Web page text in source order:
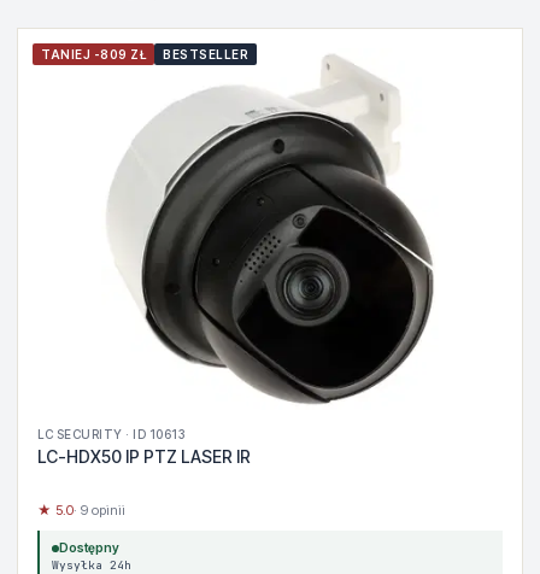
TANIEJ -809 ZŁ BESTSELLER
LC SECURITY · ID 10613
LC-HDX50 IP PTZ LASER IR
★ 5.0· 9 opinii
Dostępny
Wysyłka 24h